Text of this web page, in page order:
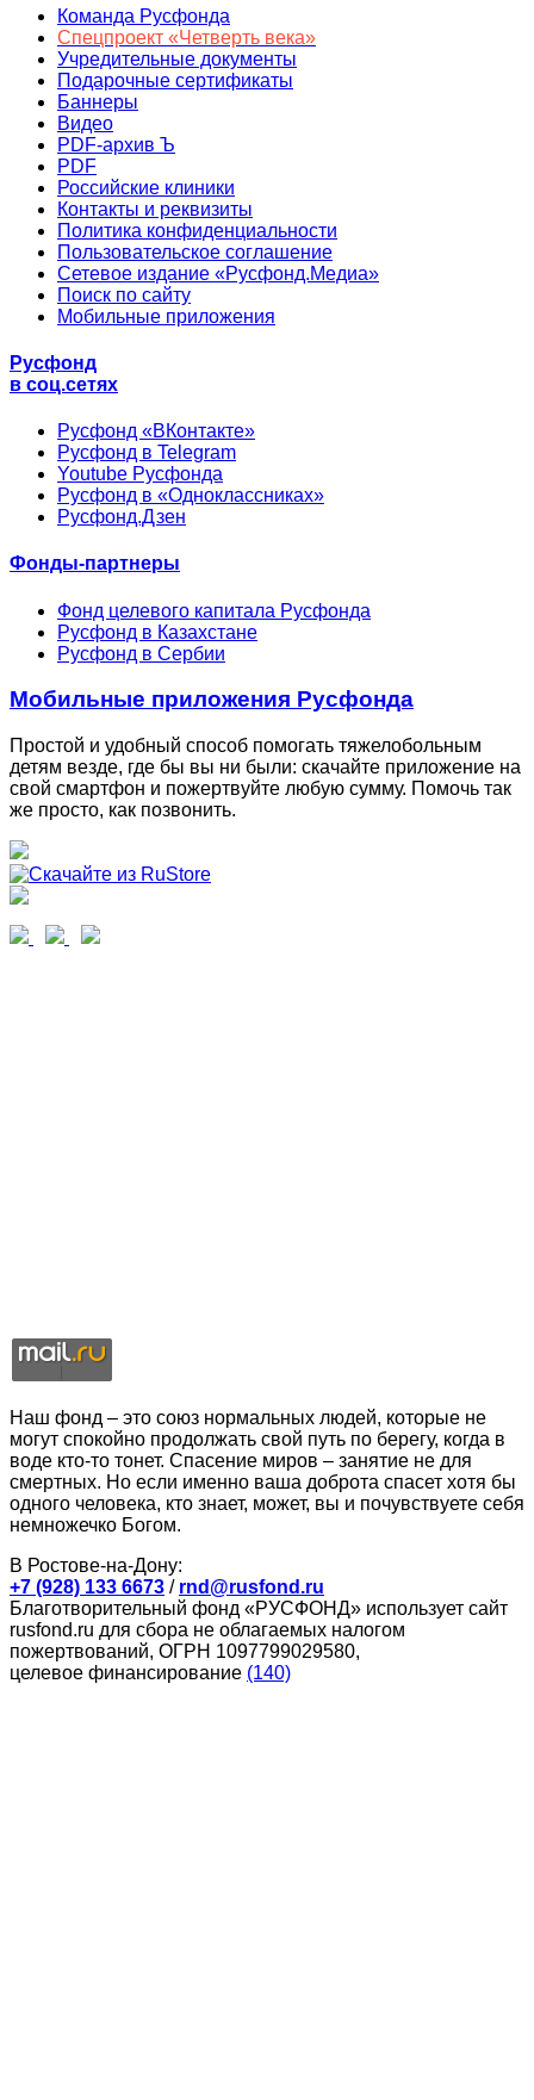
Команда Русфонда
Спецпроект «Четверть века»
Учредительные документы
Подарочные сертификаты
Баннеры
Видео
PDF-архив Ъ
PDF
Российские клиники
Контакты и реквизиты
Политика конфиденциальности
Пользовательское соглашение
Сетевое издание «Русфонд.Медиа»
Поиск по сайту
Мобильные приложения
Русфонд
в соц.сетях
Русфонд «ВКонтакте»
Русфонд в Telegram
Youtube Русфонда
Русфонд в «Одноклассниках»
Русфонд.Дзен
Фонды-партнеры
Фонд целевого капитала Русфонда
Русфонд в Казахстане
Русфонд в Сербии
Мобильные приложения Русфонда
Простой и удобный способ помогать тяжелобольным
детям везде, где бы вы ни были: скачайте приложение на
свой смартфон и пожертвуйте любую сумму. Помочь так
же просто, как позвонить.
Наш фонд – это союз нормальных людей, которые не
могут спокойно продолжать свой путь по берегу, когда в
воде кто-то тонет. Спасение миров – занятие не для
смертных. Но если именно ваша доброта спасет хотя бы
одного человека, кто знает, может, вы и почувствуете себя
немножечко Богом.
В Ростове-на-Дону:
+7 (928) 133 6673 / rnd@rusfond.ru
Благотворительный фонд «РУСФОНД» использует сайт
rusfond.ru для сбора не облагаемых налогом
пожертвований, ОГРН 1097799029580,
целевое финансирование (140)